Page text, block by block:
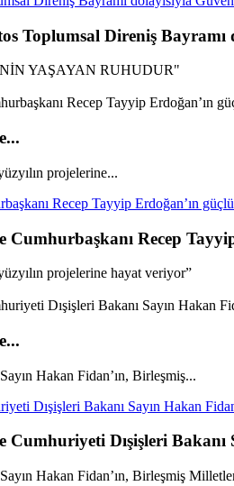
Toplumsal Direniş
YAŞAYAN RUHUDUR"
projelerine...
Recep Tayyip Erdoğan’ın
Recep
projelerine hayat veriyor”
Hakan Fidan’ın, Birleşmiş...
Dışişleri Bakanı Sayın Hakan
Dışişleri
Hakan Fidan’ın, Birleşmiş